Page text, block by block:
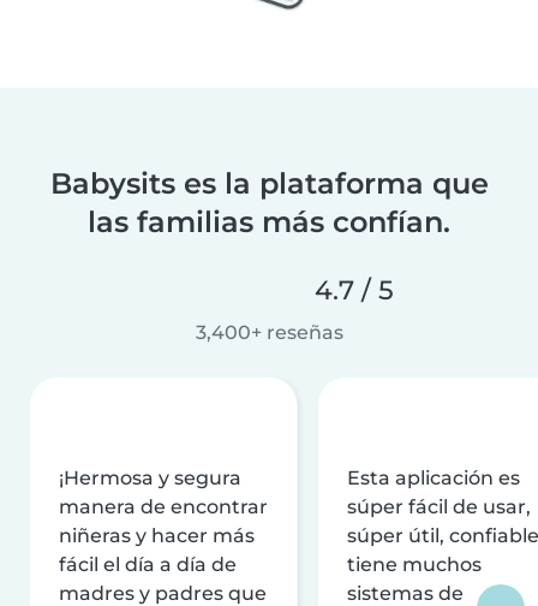
Babysits es la plataforma que
las familias más confían.
4.7 / 5
3,400+ reseñas
¡Hermosa y segura
manera de encontrar
niñeras y hacer más
fácil el día a día de
madres y padres que
Esta aplicación es
súper fácil de usar,
súper útil,
tiene muchos
sistemas de